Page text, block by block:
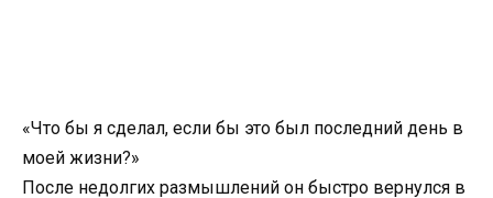
«Что бы я сделал, если бы это был последний день в
моей жизни?»
После недолгих размышлений он быстро вернулся в